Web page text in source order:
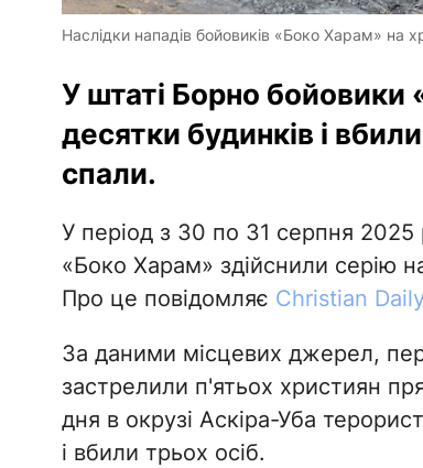
Наслідки нападів бойовиків «Боко Харам» на
У штаті Борно бойовики
десятки будинків і
спали.
У період з 30 по 31 серпня 2025
«Боко Харам» здійснили серію
Про це повідомляє Christian
За даними місцевих джерел,
застрелили п'ятьох християн
дня в окрузі Аскіра-Уба
і вбили трьох осіб.